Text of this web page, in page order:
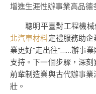
增進生涯性辦事業高品德
聰明平臺對工程機
北汽車材料定禮服務助
業更好“走出往”……辦事
支持。下一個步驟，深
前輩制造業與古代辦事
壯。